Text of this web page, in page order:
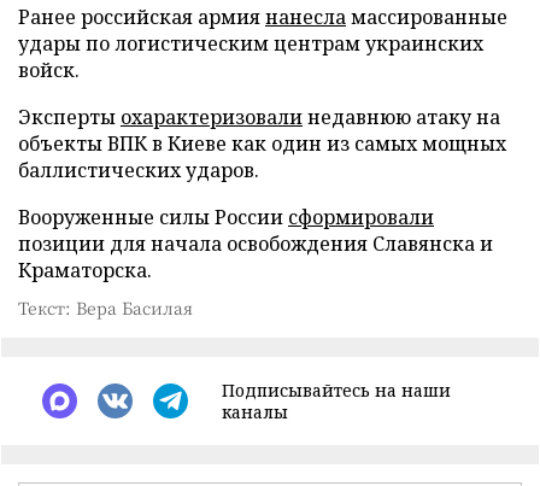
Ранее российская армиянанесламассированные
удары по логистическим центрам украинских
войск.
Эксперты охарактеризовалинедавнюю атаку на
объекты ВПК в Киеве как один из самых мощных
баллистических ударов.
Вооруженные силы России сформировали
позиции для начала освобождения Славянска и
Краматорска.
Текст: Вера Басилая
Подписывайтесь на наши
каналы